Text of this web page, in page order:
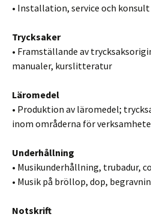
• Installation, service och konsult
Trycksaker
• Framställande av
manualer, kurslitteratur
Läromedel
• Produktion av läromedel;
inom områderna för
Underhållning
• Musikunderhållning, trubadur,
• Musik på bröllop, dop,
Notskrift